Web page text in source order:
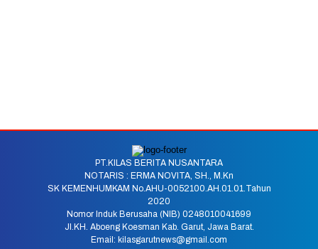
PT.KILAS BERITA NUSANTARA
NOTARIS : ERMA NOVITA, SH., M.Kn
SK KEMENHUMKAM No.AHU-0052100.AH.01.01.Tahun
2020
Nomor Induk Berusaha (NIB) 0248010041699
Jl.KH. Aboeng Koesman Kab. Garut, Jawa Barat.
Email: kilasgarutnews@gmail.com